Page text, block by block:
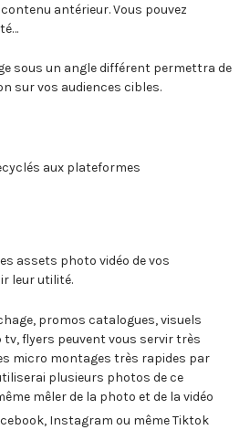
antérieur. Vous pouvez
sous un angle différent permettra de
sur vos audiences cibles.
aux plateformes
assets photo vidéo de vos
leur utilité.
promos catalogues, visuels
tv, flyers peuvent vous servir très
micro montages très rapides par
plusieurs photos de ce
mêler de la photo et de la vidéo
Instagram ou même Tiktok